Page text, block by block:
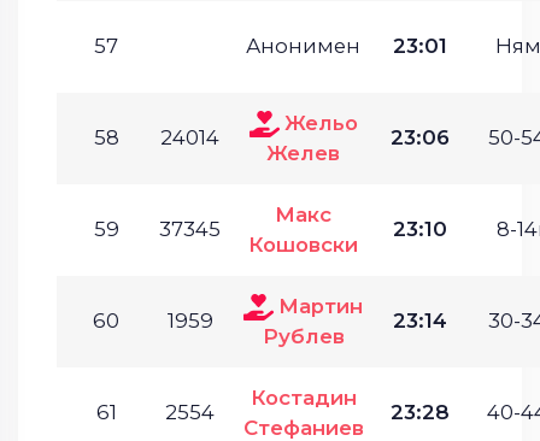
57 Анонимен 23:01
58 24014
Жельо
Желев
23:06 50-
59 37345
Макс
Кошовски
23:10 8-
60 1959
Мартин
Рублев
23:14 30-
61 2554
Костадин
Стефаниев
23:28 40-